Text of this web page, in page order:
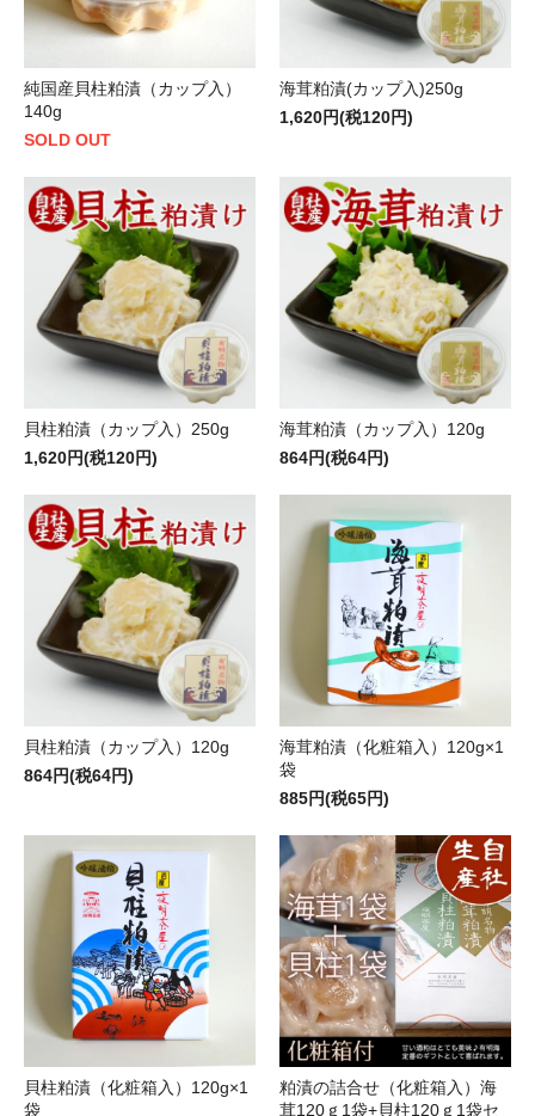
純国産貝柱粕漬（カップ入）
140g
SOLD OUT
海茸粕漬(カップ入)250g
1,620円(税120円)
貝柱粕漬（カップ入）250g
1,620円(税120円)
海茸粕漬（カップ入）120g
864円(税64円)
貝柱粕漬（カップ入）120g
864円(税64円)
海茸粕漬（化粧箱入）120g×1
袋
885円(税65円)
貝柱粕漬（化粧箱入）120g×1
袋
粕漬の詰合せ（化粧箱入）海
茸120ｇ1袋+貝柱120ｇ1袋セ